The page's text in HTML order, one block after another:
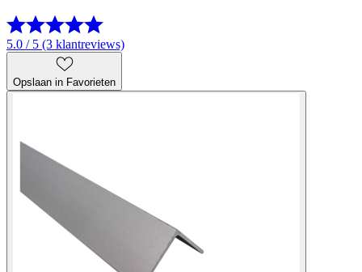
5.0 / 5 (3 klantreviews)
Opslaan in Favorieten